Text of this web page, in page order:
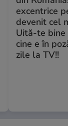
excentrice
devenit cel
Uită-te bine
cine e în
zile la TV!!